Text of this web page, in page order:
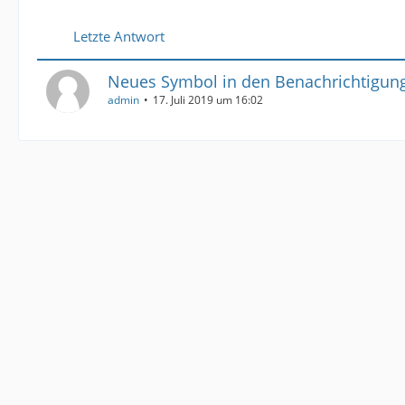
Letzte Antwort
Neues Symbol in den
admin 17. Juli 2019 um 16:02